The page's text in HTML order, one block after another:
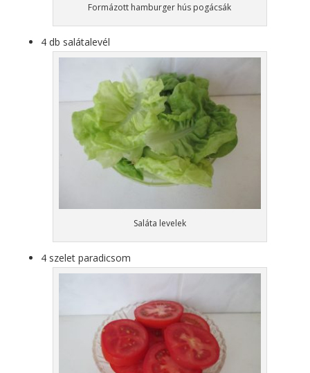
Formázott hamburger hús pogácsák
4 db salátalevél
Saláta levelek
4 szelet paradicsom